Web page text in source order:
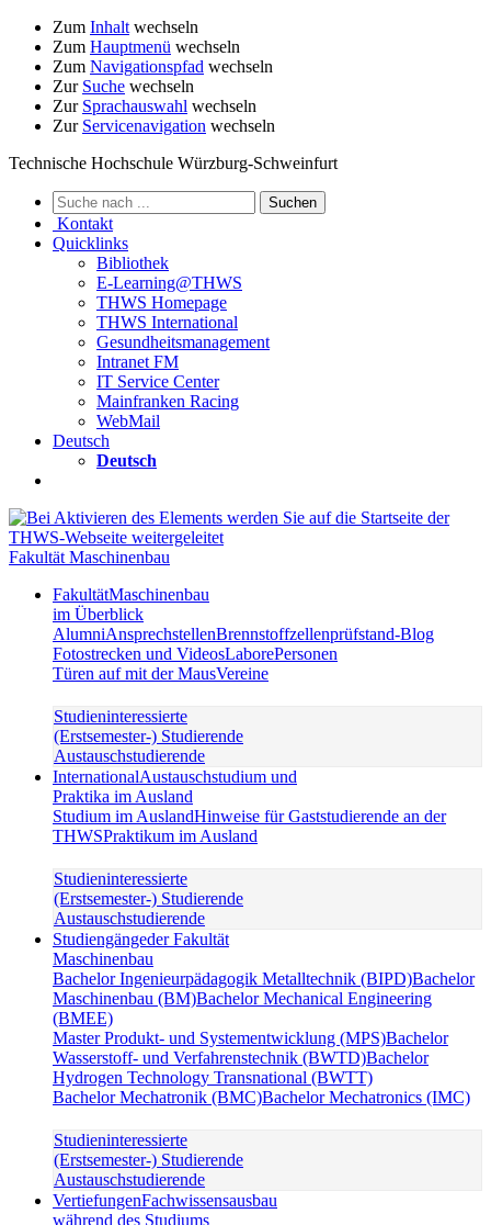
Zum Inhalt wechseln
Zum Hauptmenü wechseln
Zum Navigationspfad wechseln
Zur Suche wechseln
Zur Sprachauswahl wechseln
Zur Servicenavigation wechseln
Technische Hochschule Würzburg-Schweinfurt
Kontakt
Quicklinks
Bibliothek
E-Learning@THWS
THWS Homepage
THWS International
Gesundheitsmanagement
Intranet FM
IT Service Center
Mainfranken Racing
WebMail
Deutsch
Deutsch
Fakultät Maschinenbau
FakultätMaschinenbau
im Überblick
AlumniAnsprechstellenBrennstoffzellenprüfstand-Blog
Fotostrecken und VideosLaborePersonen
Türen auf mit der MausVereine
Studieninteressierte
(Erstsemester-) Studierende
Austauschstudierende
InternationalAustauschstudium und
Praktika im Ausland
Studium im AuslandHinweise für Gaststudierende an der
THWSPraktikum im Ausland
Studieninteressierte
(Erstsemester-) Studierende
Austauschstudierende
Studiengängeder Fakultät
Maschinenbau
Bachelor Ingenieurpädagogik Metalltechnik (BIPD)Bachelor
Maschinenbau (BM)Bachelor Mechanical Engineering
(BMEE)
Master Produkt- und Systementwicklung (MPS)Bachelor
Wasserstoff- und Verfahrenstechnik (BWTD)Bachelor
Hydrogen Technology Transnational (BWTT)
Bachelor Mechatronik (BMC)Bachelor Mechatronics (IMC)
Studieninteressierte
(Erstsemester-) Studierende
Austauschstudierende
VertiefungenFachwissensausbau
während des Studiums